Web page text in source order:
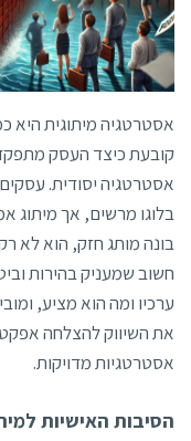
אסטרטגיה מיתוגית
קובעת כיצד העסק
אסטרטגיה יסודית.
בלוגו מרשים, אך מיתוג
בונה מותג חזק, הוא לא רק
חשוב שמעניק בהירות
ערכיו ומה הוא מציע,
את השיווק להצלחה
אסטרטגיות מדויקות.
הסיבות האישיות